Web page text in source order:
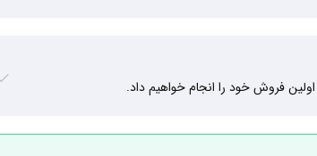
فروش خود را انجام خواهیم داد.